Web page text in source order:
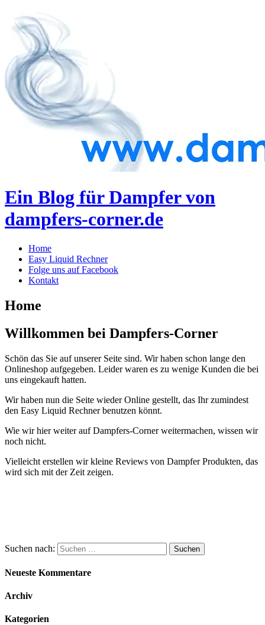
Ein Blog für Dampfer von
dampfers-corner.de
Home
Easy Liquid Rechner
Folge uns auf Facebook
Kontakt
Home
Willkommen bei Dampfers-Corner
Schön das Sie auf unserer Seite sind. Wir haben schon lange den
Onlineshop aufgegeben. Leider waren es zu wenige Kunden die bei
uns eingekauft hatten.
Wir haben nun die Seite wieder Online gestellt, das Ihr zumindest
den Easy Liquid Rechner benutzen könnt.
Wie wir hier weiter auf Dampfers-Corner weitermachen, wissen wir
noch nicht.
Vielleicht erstellen wir kleine Reviews von Dampfer Produkten, das
wird sich mit der Zeit zeigen.
Suchen nach:
Neueste Kommentare
Archiv
Kategorien